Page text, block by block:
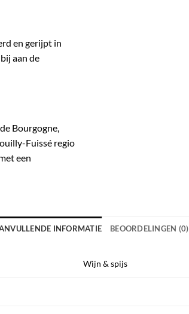
en gerijpt in
aan de
Bourgogne,
Fuissé regio
een
INFORMATIE BEOORDELINGEN (0)
Wijn & spijs